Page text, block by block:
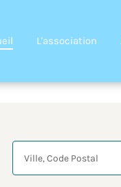
L'association
Requête